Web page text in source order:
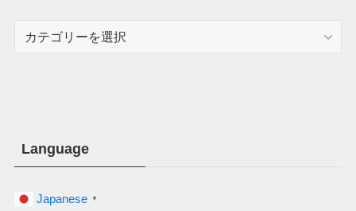
Language
Japanese ▼